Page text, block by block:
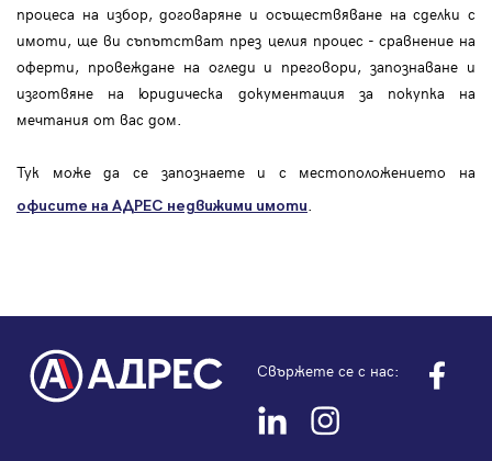
процеса на избор, договаряне и осъществяване на сделки с
имоти, ще ви съпътстват през целия процес - сравнение на
оферти, провеждане на огледи и преговори, запознаване и
изготвяне на юридическа документация за покупка на
мечтания от вас дом.
Тук може да се запознаете и с местоположението на
офисите на АДРЕС недвижими имоти.
Свържете се с нас: